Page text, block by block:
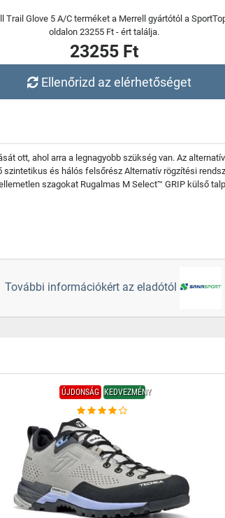
Trail Glove 5 A/C terméket a Merrell gyártótól a
oldalon 23255 Ft - ért találja.
23255 Ft
Ellenőrizd az elérhetőséget
ott, ahol arra a legnagyobb szükség van. Az
és hálós felsőrész Alternatív rögzítési
szagokat Rugalmas M Select™ GRIP külső
További információkért az eladótól
ÚJDONSÁG KEDVEZMÉNY